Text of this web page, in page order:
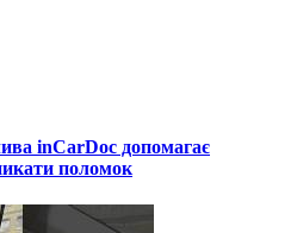
inCarDoc допомагає
поломок